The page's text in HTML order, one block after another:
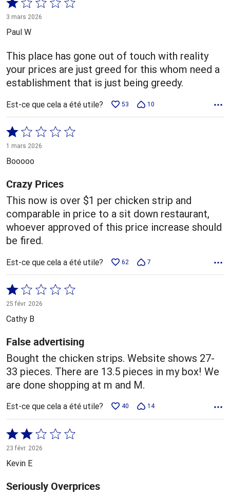
Coté
1 sur
5
3 mars 2026
Paul W
This place has gone out of touch with reality
your prices are just greed for this whom need a
establishment that is just being greedy.
Est-ce que cela a été utile? 53 10
Coté
1 sur
5
1 mars 2026
Booooo
Crazy Prices
This now is over $1 per chicken strip and
comparable in price to a sit down restaurant,
whoever approved of this price increase should
be fired.
Est-ce que cela a été utile? 62 7
Coté
1 sur
5
25 févr. 2026
Cathy B
False advertising
Bought the chicken strips. Website shows 27-
33 pieces. There are 13.5 pieces in my box! We
are done shopping at m and M.
Est-ce que cela a été utile? 40 14
Coté
2 sur
5
23 févr. 2026
Kevin E
Seriously Overprices